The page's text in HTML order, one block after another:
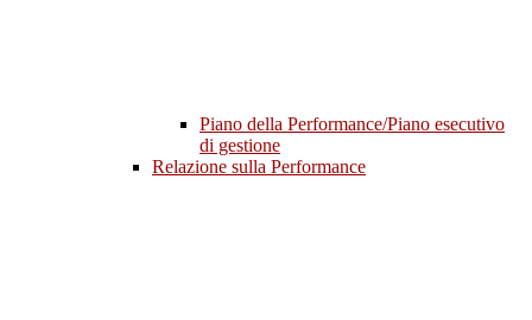
Piano della Performance/Piano esecutivo
di gestione
Relazione sulla Performance